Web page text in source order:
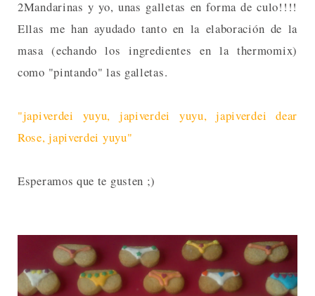
2Mandarinas y yo, unas galletas en forma de culo!!!!
Ellas me han ayudado tanto en la elaboración de la
masa (echando los ingredientes en la thermomix)
como "pintando" las galletas.
"japiverdei yuyu, japiverdei yuyu, japiverdei dear
Rose, japiverdei yuyu"
Esperamos que te gusten ;)